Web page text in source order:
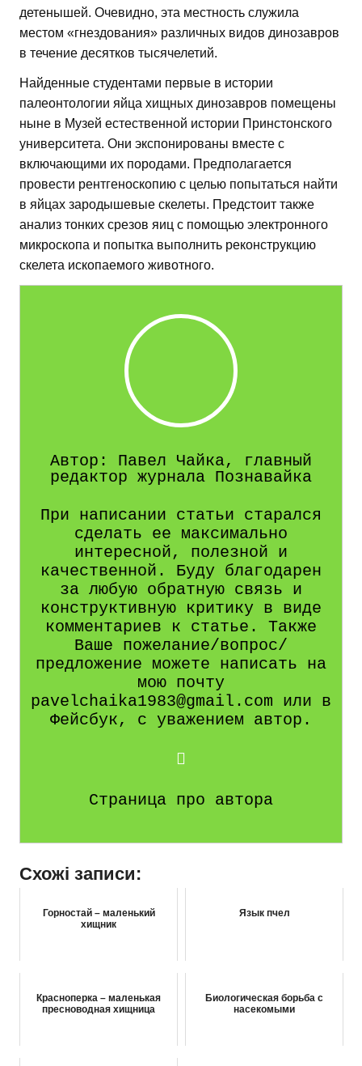
детенышей. Очевидно, эта местность служила
местом «гнездования» различных видов динозавров
в течение десятков тысячелетий.
Найденные студентами первые в истории
палеонтологии яйца хищных динозавров помещены
ныне в Музей естественной истории Принстонского
университета. Они экспонированы вместе с
включающими их породами. Предполагается
провести рентгеноскопию с целью попытаться найти
в яйцах зародышевые скелеты. Предстоит также
анализ тонких срезов яиц с помощью электронного
микроскопа и попытка выполнить реконструкцию
скелета ископаемого животного.
Автор: Павел Чайка, главный
редактор журнала Познавайка
При написании статьи старался
сделать ее максимально
интересной, полезной и
качественной. Буду благодарен
за любую обратную связь и
конструктивную критику в виде
комментариев к статье. Также
Ваше пожелание/вопрос/
предложение можете написать на
мою почту
pavelchaika1983@gmail.com или в
Фейсбук, с уважением автор.
Страница про автора
Схожі записи:
Горностай – маленький
хищник
Язык пчел
Красноперка – маленькая
пресноводная хищница
Биологическая борьба с
насекомыми